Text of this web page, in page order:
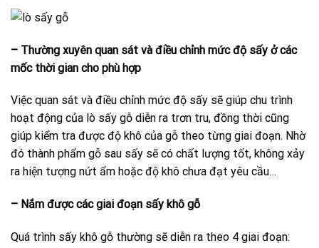
– Thường xuyên quan sát và điều chỉnh mức độ sấy ở các
mốc thời gian cho phù hợp
Việc quan sát và điều chỉnh mức độ sấy sẽ giúp chu trình
hoạt động của lò sấy gỗ diễn ra trơn tru, đồng thời cũng
giúp kiểm tra được độ khô của gỗ theo từng giai đoạn. Nhờ
đó thành phẩm gỗ sau sấy sẽ có chất lượng tốt, không xảy
ra hiện tượng nứt ẩm hoặc độ khô chưa đạt yêu cầu…
– Nắm được các giai đoạn sấy khô gỗ
Quá trình sấy khô gỗ thường sẽ diễn ra theo 4 giai đoạn: